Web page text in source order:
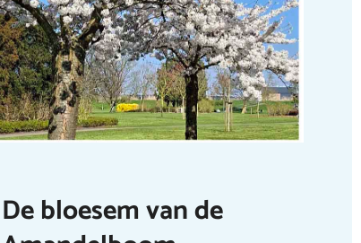
De bloesem van de